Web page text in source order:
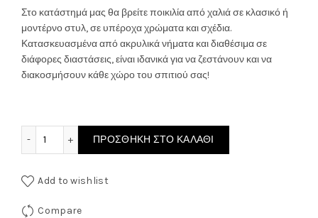
through
250.00€
Στο κατάστημά μας θα βρείτε ποικιλία από χαλιά σε κλασικό ή
μοντέρνο στυλ, σε υπέροχα χρώματα και σχέδια.
Κατασκευασμένα από ακρυλικά νήματα και διαθέσιμα σε
διάφορες διαστάσεις, είναι ιδανικά για να ζεστάνουν και να
διακοσμήσουν κάθε χώρο του σπιτιού σας!
ΠΡΟΣΘΉΚΗ ΣΤΟ ΚΑΛΆΘΙ
Add to wishlist
Compare